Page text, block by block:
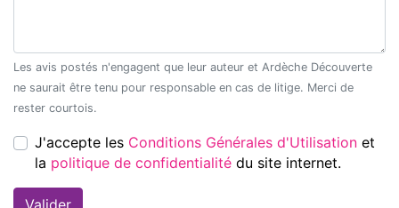
Les avis postés n'engagent que leur auteur et Ardèche Découverte
ne saurait être tenu pour responsable en cas de litige. Merci de
rester courtois.
J'accepte les Conditions Générales d'Utilisation et
la
politique de confidentialité du site internet.